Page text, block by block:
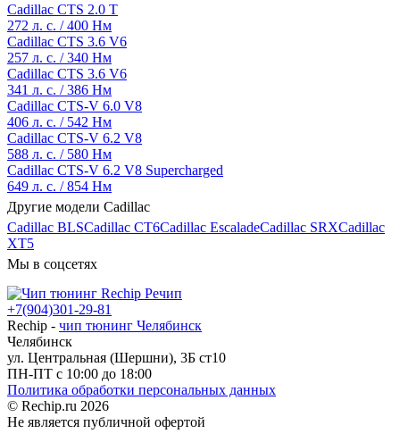
Cadillac CTS 2.0 T
272 л. с. / 400 Нм
Cadillac CTS 3.6 V6
257 л. с. / 340 Нм
Cadillac CTS 3.6 V6
341 л. с. / 386 Нм
Cadillac CTS-V 6.0 V8
406 л. с. / 542 Нм
Cadillac CTS-V 6.2 V8
588 л. с. / 580 Нм
Cadillac CTS-V 6.2 V8 Supercharged
649 л. с. / 854 Нм
Другие модели Cadillac
Cadillac BLSCadillac CT6Cadillac EscaladeCadillac SRXCadillac
XT5
Мы в соцсетях
+7(904)301-29-81
Rechip - чип тюнинг Челябинск
Челябинск
ул. Центральная (Шершни), 3Б ст10
ПН-ПТ с 10:00 до 18:00
Политика обработки персональных данных
© Rechip.ru 2026
Не является публичной офертой